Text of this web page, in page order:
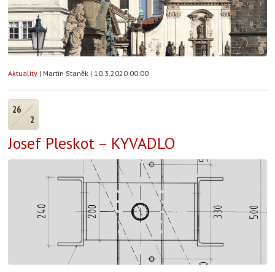
Aktuality | Martin Staněk | 10.3.2020 00:00
26
2
Josef Pleskot – KYVADLO